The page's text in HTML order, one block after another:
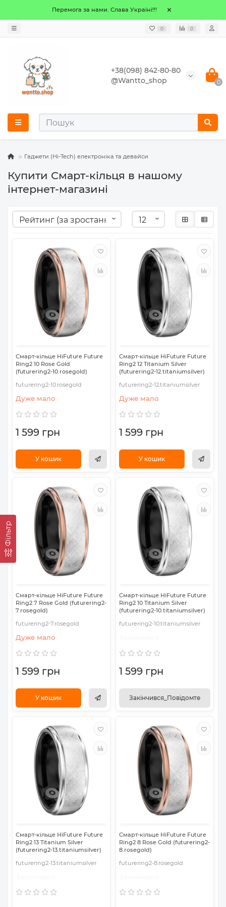
Перемога за нами. Слава Україні!!!
0 0
+38(098) 842-80-80
@Wantto_shop
0
Гаджети (Hi-Tech) електроніка та девайси
Купити Смарт-кільця в нашому
інтернет-магазині
Фільтр
Смарт-кільце HiFuture Future
Ring2 10 Rose Gold
(futurering2-10.rosegold)
futurering2-10.rosegold
Дуже мало
1 599 грн
У кошик
Смарт-кільце HiFuture Future
Ring2 12 Titanium Silver
(futurering2-12.titaniumsilver)
futurering2-12.titaniumsilver
Дуже мало
1 599 грн
У кошик
Смарт-кільце HiFuture Future
Ring2 7 Rose Gold (futurering2-
7.rosegold)
futurering2-7.rosegold
Дуже мало
1 599 грн
У кошик
Смарт-кільце HiFuture Future
Ring2 10 Titanium Silver
(futurering2-10.titaniumsilver)
futurering2-10.titaniumsilver
1 599 грн
Закінчився_Повідомте
Смарт-кільце HiFuture Future
Ring2 13 Titanium Silver
(futurering2-13.titaniumsilver)
futurering2-13.titaniumsilver
Смарт-кільце HiFuture Future
Ring2 8 Rose Gold (futurering2-
8.rosegold)
futurering2-8.rosegold